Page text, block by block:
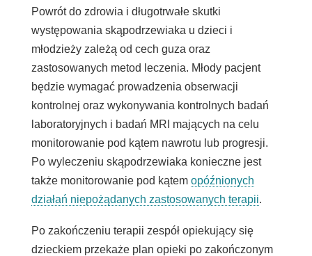
Powrót do zdrowia i długotrwałe skutki
występowania skąpodrzewiaka u dzieci i
młodzieży zależą od cech guza oraz
zastosowanych metod leczenia. Młody pacjent
będzie wymagać prowadzenia obserwacji
kontrolnej oraz wykonywania kontrolnych badań
laboratoryjnych i badań MRI mających na celu
monitorowanie pod kątem nawrotu lub progresji.
Po wyleczeniu skąpodrzewiaka konieczne jest
także monitorowanie pod kątem opóźnionych
działań niepożądanych zastosowanych terapii.
Po zakończeniu terapii zespół opiekujący się
dzieckiem przekaże plan opieki po zakończonym